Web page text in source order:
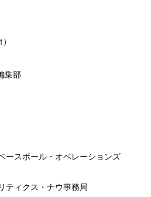
集部
ースボール・オペレーションズ
ティクス・ナウ事務局